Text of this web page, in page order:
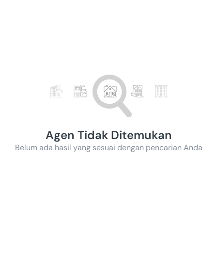
Agen Tidak Ditemukan
Belum ada hasil yang sesuai dengan pencarian Anda